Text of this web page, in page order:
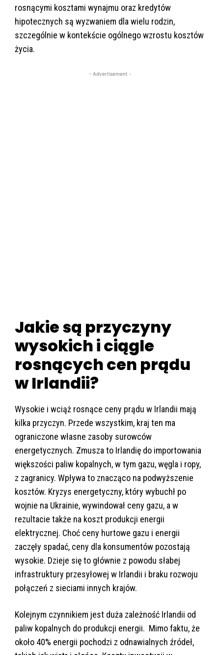
rosnącymi kosztami wynajmu oraz kredytów
hipotecznych są wyzwaniem dla wielu rodzin,
szczególnie w kontekście ogólnego wzrostu kosztów
życia.
- Advertisement -
Jakie są przyczyny
wysokich i ciągle
rosnących cen prądu
w Irlandii?
Wysokie i wciąż rosnące ceny prądu w Irlandii mają
kilka przyczyn. Przede wszystkim, kraj ten ma
ograniczone własne zasoby surowców
energetycznych. Zmusza to Irlandię do importowania
większości paliw kopalnych, w tym gazu, węgla i ropy,
z zagranicy. Wpływa to znacząco na podwyższenie
kosztów. Kryzys energetyczny, który wybuchł po
wojnie na Ukrainie, wywindował ceny gazu, a w
rezultacie także na koszt produkcji energii
elektrycznej. Choć ceny hurtowe gazu i energii
zaczęły spadać, ceny dla konsumentów pozostają
wysokie. Dzieje się to głównie z powodu słabej
infrastruktury przesyłowej w Irlandii i braku rozwoju
połączeń z sieciami innych krajów.
Kolejnym czynnikiem jest duża zależność Irlandii od
paliw kopalnych do produkcji energii. Mimo faktu, że
około 40% energii pochodzi z odnawialnych źródeł,